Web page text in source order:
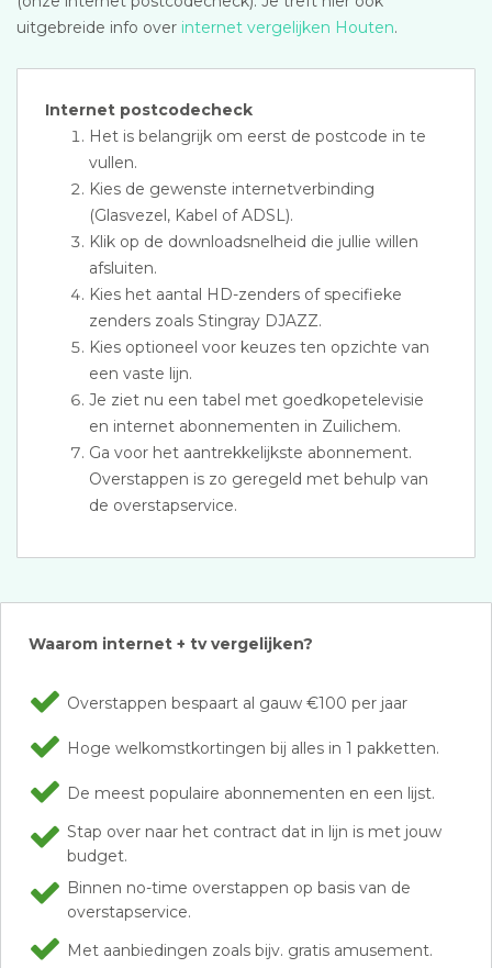
uitgebreide info over internet vergelijken Houten.
Internet postcodecheck
Het is belangrijk om eerst de postcode in te
vullen.
Kies de gewenste internetverbinding
(Glasvezel, Kabel of ADSL).
Klik op de downloadsnelheid die jullie willen
afsluiten.
Kies het aantal HD-zenders of specifieke
zenders zoals Stingray DJAZZ.
Kies optioneel voor keuzes ten opzichte van
een vaste lijn.
Je ziet nu een tabel met goedkopetelevisie
en internet abonnementen in Zuilichem.
Ga voor het aantrekkelijkste abonnement.
Overstappen is zo geregeld met behulp van
de overstapservice.
Waarom internet + tv vergelijken?
Overstappen bespaart al gauw €100 per jaar
Hoge welkomstkortingen bij alles in 1 pakketten.
De meest populaire abonnementen en een lijst.
Stap over naar het contract dat in lijn is met jouw
budget.
Binnen no-time overstappen op basis van de
overstapservice.
Met aanbiedingen zoals bijv. gratis amusement.